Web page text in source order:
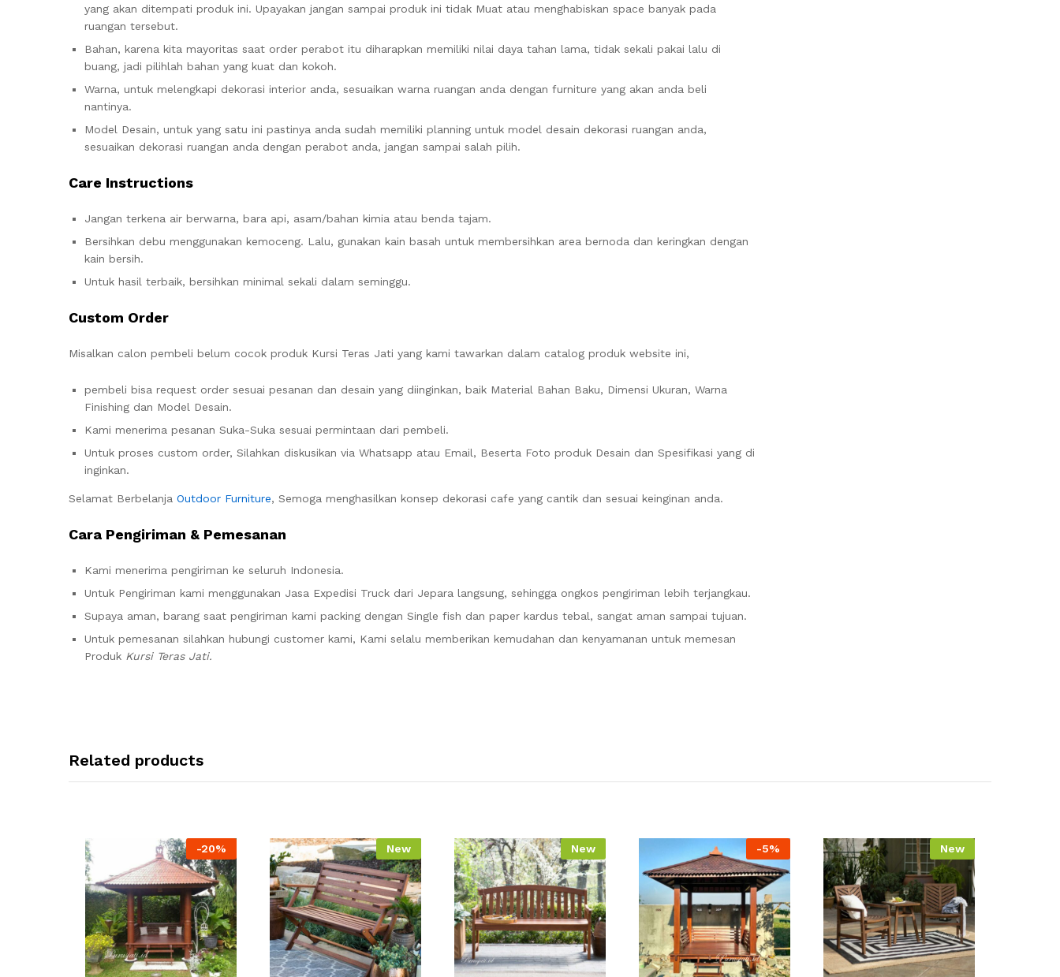
yang akan ditempati produk ini. Upayakan jangan sampai produk ini tidak Muat atau menghabiskan space banyak pada
ruangan tersebut.
Bahan, karena kita mayoritas saat order perabot itu diharapkan memiliki nilai daya tahan lama, tidak sekali pakai lalu di
buang, jadi pilihlah bahan yang kuat dan kokoh.
Warna, untuk melengkapi dekorasi interior anda, sesuaikan warna ruangan anda dengan furniture yang akan anda beli
nantinya.
Model Desain, untuk yang satu ini pastinya anda sudah memiliki planning untuk model desain dekorasi ruangan anda,
sesuaikan dekorasi ruangan anda dengan perabot anda, jangan sampai salah pilih.
Care Instructions
Jangan terkena air berwarna, bara api, asam/bahan kimia atau benda tajam.
Bersihkan debu menggunakan kemoceng. Lalu, gunakan kain basah untuk membersihkan area bernoda dan keringkan dengan
kain bersih.
Untuk hasil terbaik, bersihkan minimal sekali dalam seminggu.
Custom Order
Misalkan calon pembeli belum cocok produk Kursi Teras Jati yang kami tawarkan dalam catalog produk website ini,
pembeli bisa request order sesuai pesanan dan desain yang diinginkan, baik Material Bahan Baku, Dimensi Ukuran, Warna
Finishing dan Model Desain.
Kami menerima pesanan Suka-Suka sesuai permintaan dari pembeli.
Untuk proses custom order, Silahkan diskusikan via Whatsapp atau Email, Beserta Foto produk Desain dan Spesifikasi yang di
inginkan.
Selamat Berbelanja Outdoor Furniture, Semoga menghasilkan konsep dekorasi cafe yang cantik dan sesuai keinginan anda.
Cara Pengiriman & Pemesanan
Kami menerima pengiriman ke seluruh Indonesia.
Untuk Pengiriman kami menggunakan Jasa Expedisi Truck dari Jepara langsung, sehingga ongkos pengiriman lebih terjangkau.
Supaya aman, barang saat pengiriman kami packing dengan Single fish dan paper kardus tebal, sangat aman sampai tujuan.
Untuk pemesanan silahkan hubungi customer kami, Kami selalu memberikan kemudahan dan kenyamanan untuk memesan
Produk Kursi Teras Jati.
Related products
-20% New New -5% New